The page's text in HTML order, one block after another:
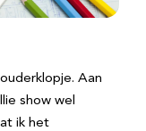
Aan
show wel
ik het